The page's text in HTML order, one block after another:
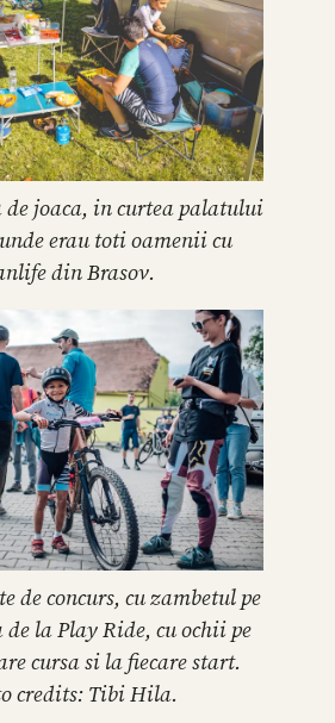
joaca, in curtea palatului
erau toti oamenii cu
din Brasov.
de concurs, cu zambetul pe
la Play Ride, cu ochii pe
cursa si la fiecare start.
credits: Tibi Hila.